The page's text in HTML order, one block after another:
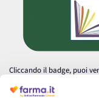
Cliccando il badge, puoi
autorizzata dal Ministero
medicinali.